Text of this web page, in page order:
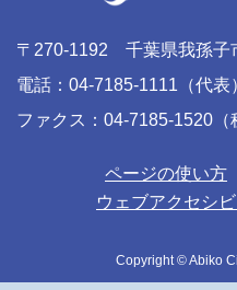
〒270-1192 千葉県我孫子
電話：04-7185-1111（代表
ファクス：04-7185-1520（
ページの使い方
ウェブアクセシ
Copyright © Abiko